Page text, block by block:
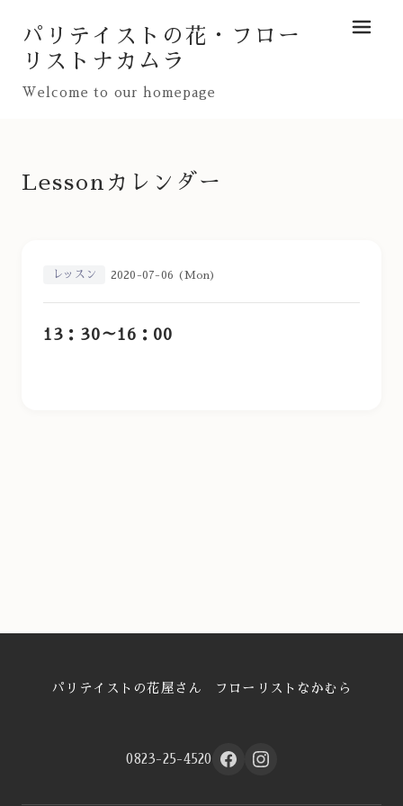
パリテイストの花・フロー
リストナカムラ
Welcome to our homepage
メニュ
Lessonカレンダー
レッスン 2020-07-06 (Mon)
13：30～16：00
パリテイストの花屋さん フローリストなかむら
0823-25-4520